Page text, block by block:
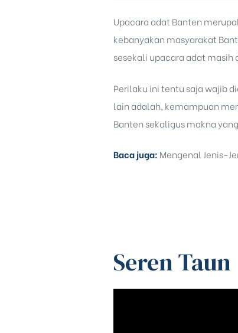
Upacara adat Banten
kebanyakan masyarakat
sesekali upacara adat masih
Perilaku ini tentu saja wajib
lain adalah, kemampuan
Banten sekaligus makna
Baca juga: Mengenal Jenis-
Seren Taun